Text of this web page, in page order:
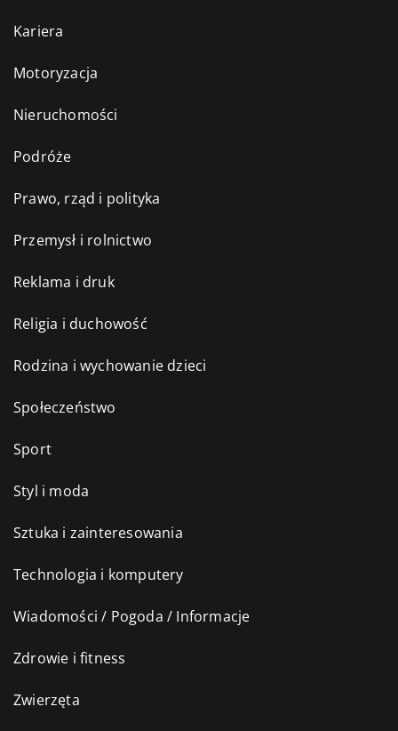
Kariera
Motoryzacja
Nieruchomości
Podróże
Prawo, rząd i polityka
Przemysł i rolnictwo
Reklama i druk
Religia i duchowość
Rodzina i wychowanie dzieci
Społeczeństwo
Sport
Styl i moda
Sztuka i zainteresowania
Technologia i komputery
Wiadomości / Pogoda / Informacje
Zdrowie i fitness
Zwierzęta